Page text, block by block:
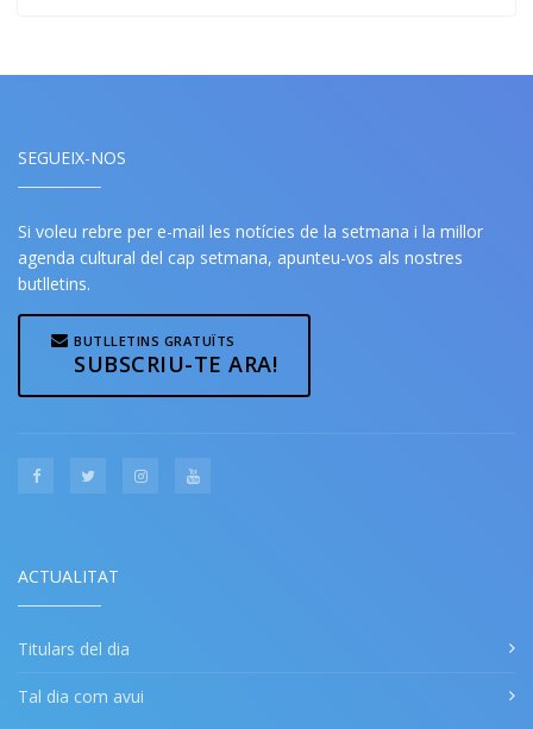
SEGUEIX-NOS
Si voleu rebre per e-mail les notícies de la setmana i la millor
agenda cultural del cap setmana, apunteu-vos als nostres
butlletins.
BUTLLETINS GRATUÏTS
SUBSCRIU-TE ARA!
ACTUALITAT
Titulars del dia
Tal dia com avui